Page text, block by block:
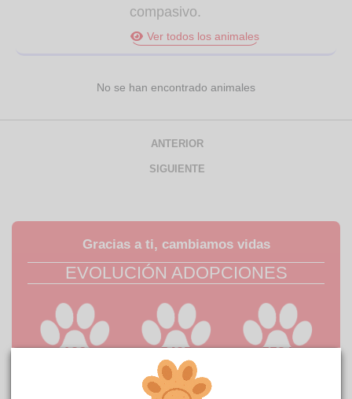
compasivo.
Ver todos los animales
No se han encontrado animales
ANTERIOR
SIGUIENTE
Gracias a ti, cambiamos vidas
EVOLUCIÓN ADOPCIONES
126 5425
ÚLTIMO 12
5534